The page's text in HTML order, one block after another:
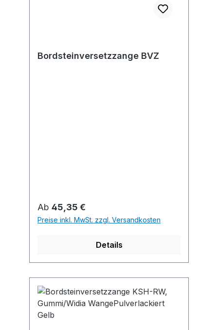
Bordsteinversetzzange BVZ
Regulärer Preis:
Ab 45,35 €
Preise inkl. MwSt. zzgl. Versandkosten
Details